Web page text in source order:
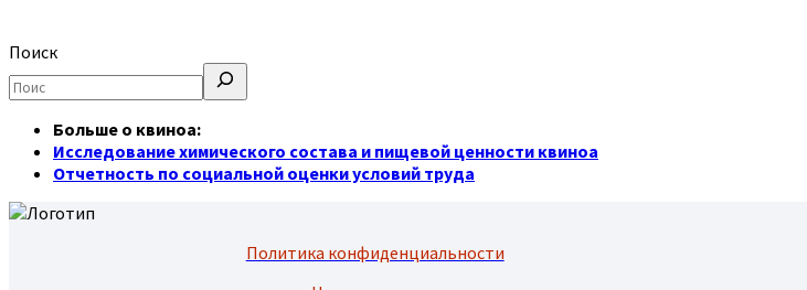
Поиск
Больше о квиноа:
Исследование химического состава и пищевой ценности квиноа
Отчетность по социальной оценки условий труда
Политика конфиденциальности